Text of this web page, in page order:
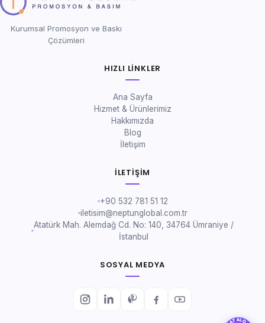
Kurumsal Promosyon ve Baskı
Çözümleri
HIZLI LINKLER
Ana Sayfa
Hizmet & Ürünlerimiz
Hakkımızda
Blog
İletişim
İLETIŞIM
+90 532 781 51 12
iletisim@neptunglobal.com.tr
Atatürk Mah. Alemdağ Cd. No: 140, 34764 Ümraniye /
İstanbul
SOSYAL MEDYA